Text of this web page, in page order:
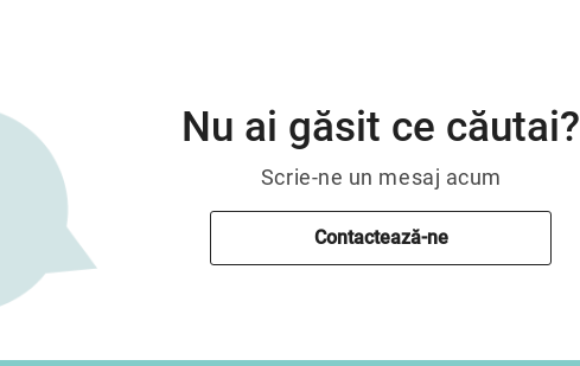
Nu ai găsit ce căutai?
Scrie-ne un mesaj acum
Contactează-ne